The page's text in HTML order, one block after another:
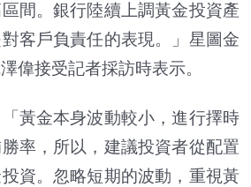
間。銀行陸續上調黃金投資產
客戶負責任的表現。」星圖金
偉接受記者採訪時表示。
黃金本身波動較小，進行擇時
率，所以，建議投資者從配置
資。忽略短期的波動，重視黃